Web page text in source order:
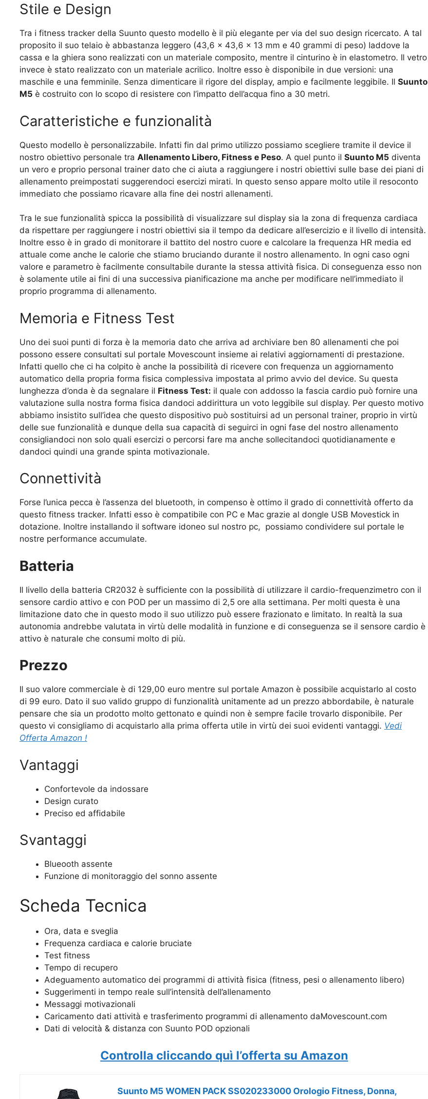
Stile e Design
Tra i fitness tracker della Suunto questo modello è il più elegante per via del suo design ricercato. A tal
proposito il suo telaio è abbastanza leggero (43,6 x 43,6 x 13 mm e 40 grammi di peso) laddove la
cassa e la ghiera sono realizzati con un materiale composito, mentre il cinturino è in elastometro. Il vetro
invece è stato realizzato con un materiale acrilico. Inoltre esso è disponibile in due versioni: una
maschile e una femminile. Senza dimenticare il rigore del display, ampio e facilmente leggibile. Il Suunto
M5 è costruito con lo scopo di resistere con l’impatto dell’acqua fino a 30 metri.
Caratteristiche e funzionalità
Questo modello è personalizzabile. Infatti fin dal primo utilizzo possiamo scegliere tramite il device il
nostro obiettivo personale tra Allenamento Libero, Fitness e Peso. A quel punto il Suunto M5 diventa
un vero e proprio personal trainer dato che ci aiuta a raggiungere i nostri obiettivi sulle base dei piani di
allenamento preimpostati suggerendoci esercizi mirati. In questo senso appare molto utile il resoconto
immediato che possiamo ricavare alla fine dei nostri allenamenti.
Tra le sue funzionalità spicca la possibilità di visualizzare sul display sia la zona di frequenza cardiaca
da rispettare per raggiungere i nostri obiettivi sia il tempo da dedicare all’esercizio e il livello di intensità.
Inoltre esso è in grado di monitorare il battito del nostro cuore e calcolare la frequenza HR media ed
attuale come anche le calorie che stiamo bruciando durante il nostro allenamento. In ogni caso ogni
valore e parametro è facilmente consultabile durante la stessa attività fisica. Di conseguenza esso non
è solamente utile ai fini di una successiva pianificazione ma anche per modificare nell’immediato il
proprio programma di allenamento.
Memoria e Fitness Test
Uno dei suoi punti di forza è la memoria dato che arriva ad archiviare ben 80 allenamenti che poi
possono essere consultati sul portale Movescount insieme ai relativi aggiornamenti di prestazione.
Infatti quello che ci ha colpito è anche la possibilità di ricevere con frequenza un aggiornamento
automatico della propria forma fisica complessiva impostata al primo avvio del device. Su questa
lunghezza d’onda è da segnalare il Fitness Test: il quale con addosso la fascia cardio può fornire una
valutazione sulla nostra forma fisica dandoci addirittura un voto leggibile sul display. Per questo motivo
abbiamo insistito sull’idea che questo dispositivo può sostituirsi ad un personal trainer, proprio in virtù
delle sue funzionalità e dunque della sua capacità di seguirci in ogni fase del nostro allenamento
consigliandoci non solo quali esercizi o percorsi fare ma anche sollecitandoci quotidianamente e
dandoci quindi una grande spinta motivazionale.
Connettività
Forse l’unica pecca è l’assenza del bluetooth, in compenso è ottimo il grado di connettività offerto da
questo fitness tracker. Infatti esso è compatibile con PC e Mac grazie al dongle USB Movestick in
dotazione. Inoltre installando il software idoneo sul nostro pc, possiamo condividere sul portale le
nostre performance accumulate.
Batteria
Il livello della batteria CR2032 è sufficiente con la possibilità di utilizzare il cardio-frequenzimetro con il
sensore cardio attivo e con POD per un massimo di 2,5 ore alla settimana. Per molti questa è una
limitazione dato che in questo modo il suo utilizzo può essere frazionato e limitato. In realtà la sua
autonomia andrebbe valutata in virtù delle modalità in funzione e di conseguenza se il sensore cardio è
attivo è naturale che consumi molto di più.
Prezzo
Il suo valore commerciale è di 129,00 euro mentre sul portale Amazon è possibile acquistarlo al costo
di 99 euro. Dato il suo valido gruppo di funzionalità unitamente ad un prezzo abbordabile, è naturale
pensare che sia un prodotto molto gettonato e quindi non è sempre facile trovarlo disponibile. Per
questo vi consigliamo di acquistarlo alla prima offerta utile in virtù dei suoi evidenti vantaggi. Vedi
Offerta Amazon !
Vantaggi
Confortevole da indossare
Design curato
Preciso ed affidabile
Svantaggi
Blueooth assente
Funzione di monitoraggio del sonno assente
Scheda Tecnica
Ora, data e sveglia
Frequenza cardiaca e calorie bruciate
Test fitness
Tempo di recupero
Adeguamento automatico dei programmi di attività fisica (fitness, pesi o allenamento libero)
Suggerimenti in tempo reale sull’intensità dell’allenamento
Messaggi motivazionali
Caricamento dati attività e trasferimento programmi di allenamento daMovescount.com
Dati di velocità & distanza con Suunto POD opzionali
Controlla cliccando quì l’offerta su Amazon
Suunto M5 WOMEN PACK SS020233000 Orologio Fitness, Donna,